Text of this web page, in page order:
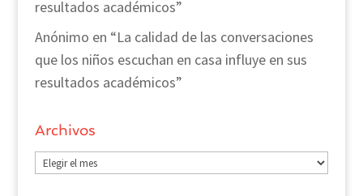
resultados académicos”
Anónimo en “La calidad de las conversaciones
que los niños escuchan en casa influye en sus
resultados académicos”
Archivos
Archivos